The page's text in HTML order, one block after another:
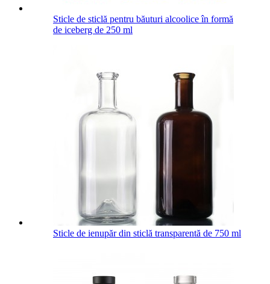
Sticle de sticlă pentru băuturi alcoolice în formă
de iceberg de 250 ml
Sticle de ienupăr din sticlă transparentă de 750 ml